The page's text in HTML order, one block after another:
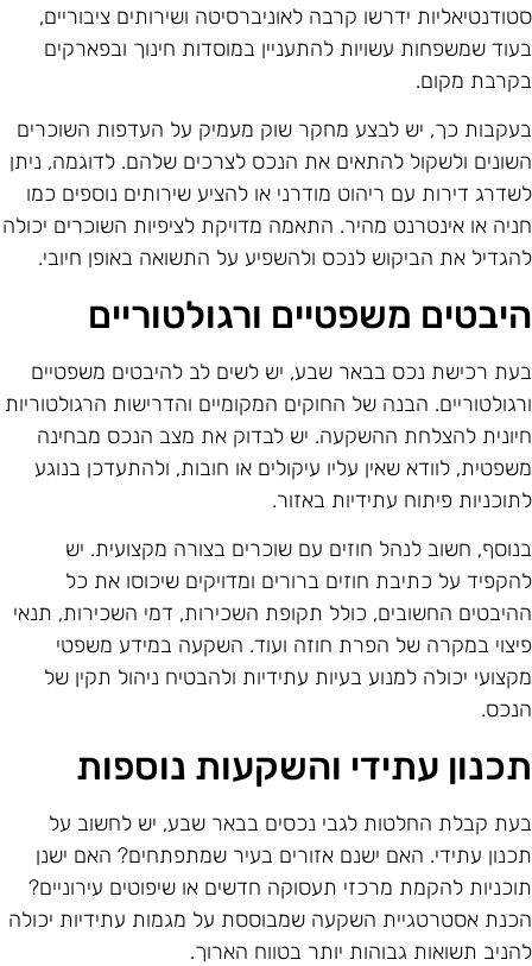
ידרשו קרבה לאוניברסיטה ושירותים ציבוריים,
שמשפחות עשויות להתעניין במוסדות חינוך ובפארקים
מקום.
כך, יש לבצע מחקר שוק מעמיק על העדפות השוכרים
ולשקול להתאים את הנכס לצרכים שלהם. לדוגמה, ניתן
דירות עם ריהוט מודרני או להציע שירותים נוספים כמו
או אינטרנט מהיר. התאמה מדויקת לציפיות השוכרים יכולה
את הביקוש לנכס ולהשפיע על התשואה באופן חיובי.
משפטיים ורגולטוריים
רכישת נכס בבאר שבע, יש לשים לב להיבטים משפטיים
הבנה של החוקים המקומיים והדרישות הרגולטוריות
להצלחת ההשקעה. יש לבדוק את מצב הנכס מבחינה
לוודא שאין עליו עיקולים או חובות, ולהתעדכן בנוגע
פיתוח עתידיות באזור.
חשוב לנהל חוזים עם שוכרים בצורה מקצועית. יש
על כתיבת חוזים ברורים ומדויקים שיכוסו את כל
החשובים, כולל תקופת השכירות, דמי השכירות, תנאי
במקרה של הפרת חוזה ועוד. השקעה במידע משפטי
יכולה למנוע בעיות עתידיות ולהבטיח ניהול תקין של
עתידי והשקעות נוספות
קבלת החלטות לגבי נכסים בבאר שבע, יש לחשוב על
עתידי. האם ישנם אזורים בעיר שמתפתחים? האם ישנן
להקמת מרכזי תעסוקה חדשים או שיפוטים עירוניים?
אסטרטגיית השקעה שמבוססת על מגמות עתידיות יכולה
תשואות גבוהות יותר בטווח הארוך.